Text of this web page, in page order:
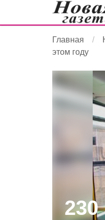
Главная
этом году